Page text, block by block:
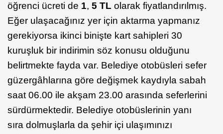
öğrenci ücreti de 1, 5 TL olarak fiyatlandırılmış.
Eğer ulaşacağınız yer için aktarma yapmanız
gerekiyorsa ikinci binişte kart sahipleri 30
kuruşluk bir indirimin söz konusu olduğunu
belirtmekte fayda var. Belediye otobüsleri sefer
güzergâhlarına göre değişmek kaydıyla sabah
saat 06.00 ile akşam 23.00 arasında seferlerini
sürdürmektedir. Belediye otobüslerinin yanı
sıra dolmuşlarla da şehir içi ulaşımınızı